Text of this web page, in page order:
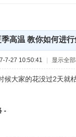
高温 教你如何进
7-27 10:50:41 显示全
候大家的花没过2天就
-